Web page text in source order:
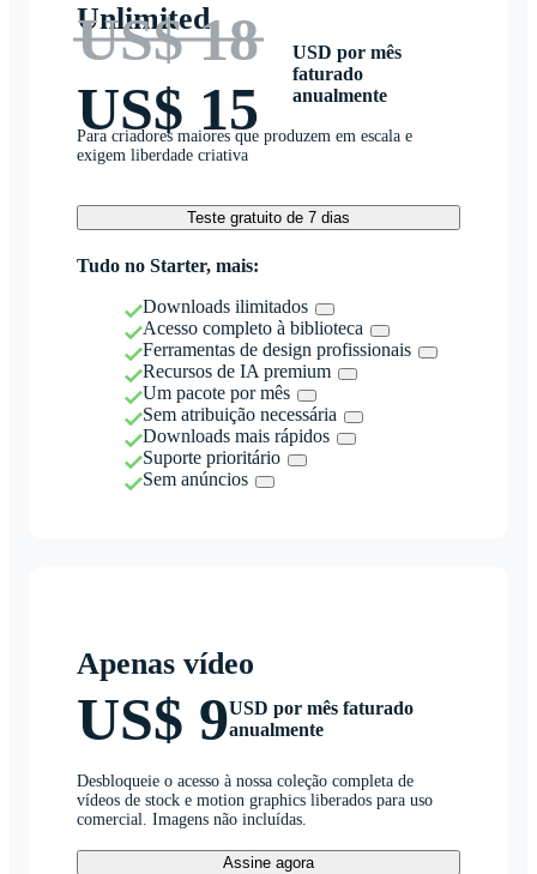
Unlimited
US$ 18
US$ 15
USD por mês
faturado
anualmente
Para criadores maiores que produzem em escala e
exigem liberdade criativa
Teste gratuito de 7 dias
Tudo no Starter, mais:
Downloads ilimitados
Acesso completo à biblioteca
Ferramentas de design profissionais
Recursos de IA premium
Um pacote por mês
Sem atribuição necessária
Downloads mais rápidos
Suporte prioritário
Sem anúncios
Apenas vídeo
US$ 9USD por mês faturado
anualmente
Desbloqueie o acesso à nossa coleção completa de
vídeos de stock e motion graphics liberados para uso
comercial. Imagens não incluídas.
Assine agora